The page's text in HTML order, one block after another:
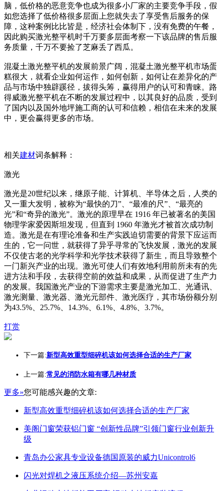
脑，低价格的恶意竞争也成为很多小厂家的主要竞争手段，假
如您选择了低价格很多层面上您就失去了享受售后服务的保
障，这种案例比比皆是，经济社会体制下，没有免费的午餐，
因此购买激光整平机时千万要多层面考察一下该品牌的售后服
务质量，千万不要捡了芝麻丢了西瓜。
混凝土激光整平机的发展前景广阔，混凝土激光整平机市场蛋
糕很大，就看企业如何运作，如何创新，如何让在差异化的产
品与市场中独辟蹊径，拔得头筹，赢得用户的认可和青睐。路
得威激光整平机在不断的发展过程中，以其良好的品质，受到
了国内以及国外地坪施工商的认可和信赖，相信在未来的发展
中，更会赢得更多的市场。
相关建材词条解释：
激光
激光是20世纪以来，继原子能、计算机、半导体之后，人类的
又一重大发明，被称为“最快的刀”、“最准的尺”、“最亮的
光”和“奇异的激光”。激光的原理早在 1916 年已被著名的美国
物理学家爱因斯坦发现，但直到 1960 年激光才被首次成功制
造。激光是在有理论准备和生产实践迫切需要的背景下应运而
生的，它一问世，就获得了异乎寻常的飞快发展，激光的发展
不仅使古老的光学科学和光学技术获得了新生，而且导致整个
一门新兴产业的出现。激光可使人们有效地利用前所未有的先
进方法和手段，去获得空前的效益和成果，从而促进了生产力
的发展。我国激光产业的下游需求主要是激光加工、光通讯、
激光测量、激光器、激光元部件、激光医疗，其市场份额分别
为43.5%、25.7%、14.3%、6.1%、4.8%、3.7%。
打赏
下一篇:新型高效重型细碎机该如何选择合适的生产厂家
上一篇:常见的消防水箱有哪几种材质
更多»您可能感兴趣的文章:
新型高效重型细碎机该如何选择合适的生产厂家
美阁门窗荣获铝门窗 “创新性品牌”引领门窗行业创新升
级
青岛办公家具专业设备德国原装的威力Unicontrol6
闪光对焊机之液压系统介绍—苏州安嘉